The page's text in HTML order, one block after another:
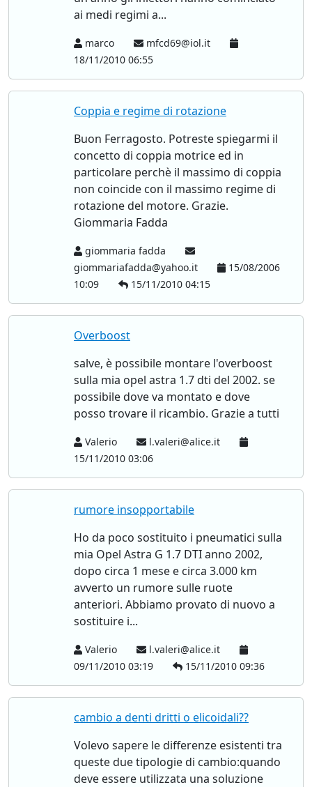
ai medi regimi a...
marco
mfcd69@iol.it
18/11/2010 06:55
Coppia e regime di rotazione
Buon Ferragosto. Potreste spiegarmi il
concetto di coppia motrice ed in
particolare perchè il massimo di coppia
non coincide con il massimo regime di
rotazione del motore. Grazie.
Giommaria Fadda
giommaria fadda
giommariafadda@yahoo.it
15/08/2006
10:09
15/11/2010 04:15
Overboost
salve, è possibile montare l'overboost
sulla mia opel astra 1.7 dti del 2002. se
possibile dove va montato e dove
posso trovare il ricambio. Grazie a tutti
Valerio
l.valeri@alice.it
15/11/2010 03:06
rumore insopportabile
Ho da poco sostituito i pneumatici sulla
mia Opel Astra G 1.7 DTI anno 2002,
dopo circa 1 mese e circa 3.000 km
avverto un rumore sulle ruote
anteriori. Abbiamo provato di nuovo a
sostituire i...
Valerio
l.valeri@alice.it
09/11/2010 03:19
15/11/2010 09:36
cambio a denti dritti o elicoidali??
Volevo sapere le differenze esistenti tra
queste due tipologie di cambio:quando
deve essere utilizzata una soluzione